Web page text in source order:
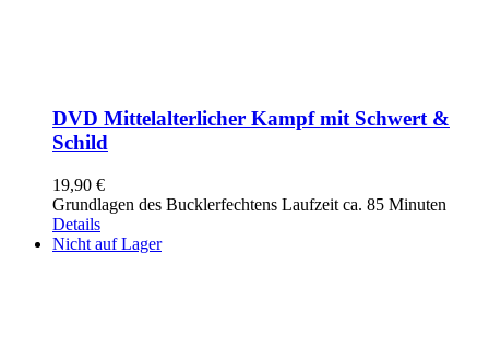
DVD Mittelalterlicher Kampf mit Schwert &
Schild
19,90 €
Grundlagen des Bucklerfechtens Laufzeit ca. 85 Minuten
Details
Nicht auf Lager